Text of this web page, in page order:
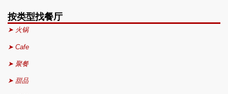
按类型找餐厅
➤ 火锅
➤ Cafe
➤ 聚餐
➤ 甜品